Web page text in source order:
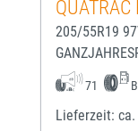
QUATRAC
205/55R19
71 B
Lieferzeit: